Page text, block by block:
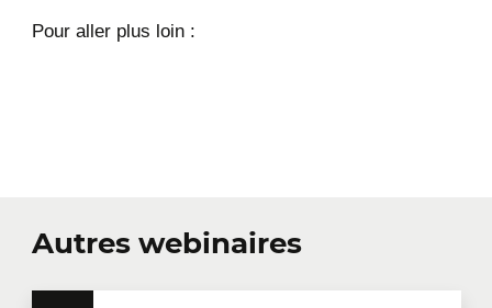
Pour aller plus loin :
Autres webinaires